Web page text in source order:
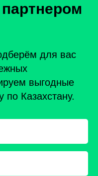
для вас
выгодные
по Казахстану.